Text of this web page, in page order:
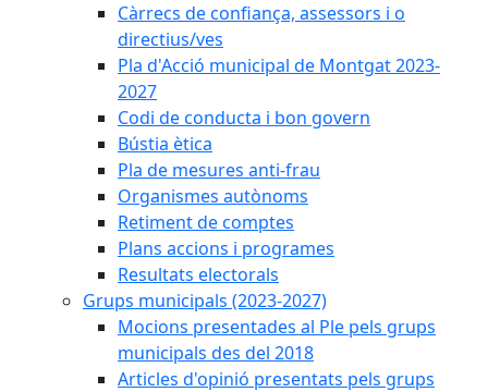
Càrrecs de confiança, assessors i o
directius/ves
Pla d'Acció municipal de Montgat 2023-
2027
Codi de conducta i bon govern
Bústia ètica
Pla de mesures anti-frau
Organismes autònoms
Retiment de comptes
Plans accions i programes
Resultats electorals
Grups municipals (2023-2027)
Mocions presentades al Ple pels grups
municipals des del 2018
Articles d'opinió presentats pels grups